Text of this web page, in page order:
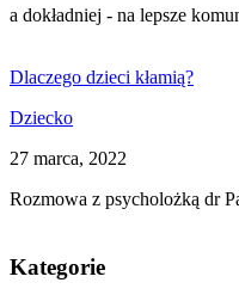
a dokładniej - na lepsze
Dlaczego dzieci kłamią?
Dziecko
27 marca, 2022
Rozmowa z psycholożką dr
Kategorie